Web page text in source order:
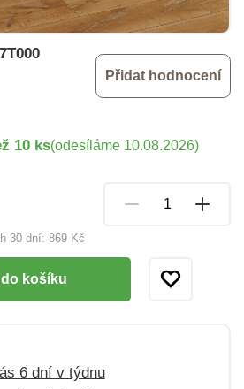
Přidat hodnocení
30 dní: 869 Kč
10 ks(odesíláme 10.08.2026)
košíku
6 dní v týdnu